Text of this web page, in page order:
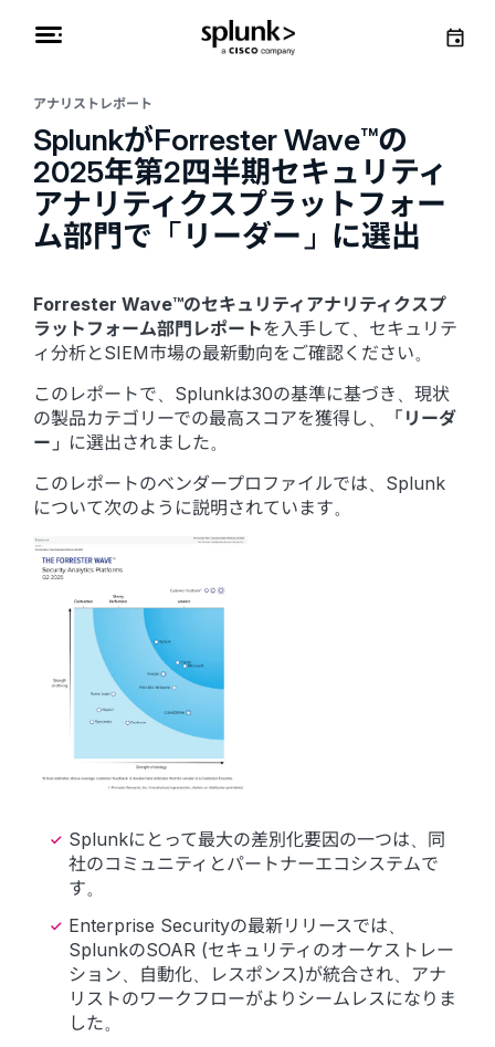
アナリストレポート
SplunkがForrester Wave™の
2025年第2四半期セキュリティ
アナリティクスプラットフォー
ム部門で「リーダー」に選出
Forrester Wave™のセキュリティアナリティクスプ
ラットフォーム部門レポートを入手して、セキュリテ
ィ分析とSIEM市場の最新動向をご確認ください。
このレポートで、Splunkは30の基準に基づき、現状
の製品カテゴリーでの最高スコアを獲得し、
「リーダ
ー」 に選出されました。
このレポートのベンダープロファイルでは、Splunk
について次のように説明されています。
Splunkにとって最大の差別化要因の一つは、同
社のコミュニティとパートナーエコシステムで
す。
Enterprise Securityの最新リリースでは、
SplunkのSOAR (セキュリティのオーケストレー
ション、自動化、レスポンス)が統合され、アナ
リストのワークフローがよりシームレスになりま
した。